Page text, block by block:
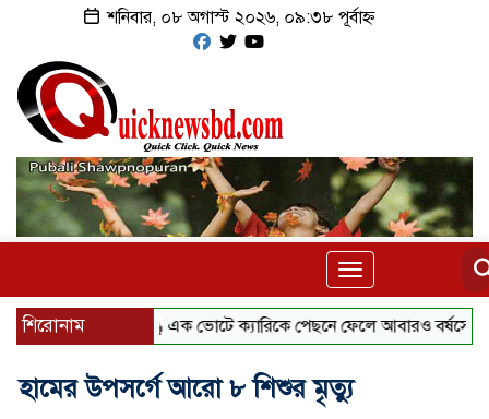
শনিবার, ০৮ অগাস্ট ২০২৬, ০৯:৩৮ পূর্বাহ্ন
Toggle
navigation
শিরোনাম এক ভোটে ক্যারিকে পেছনে ফেলে আবারও বর্ষসেরা হেড
হামের উপসর্গে আরো ৮ শিশুর মৃত্যু